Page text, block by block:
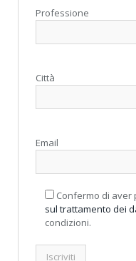
Professione
Città
Email
Confermo di aver
sul trattamento dei
condizioni.